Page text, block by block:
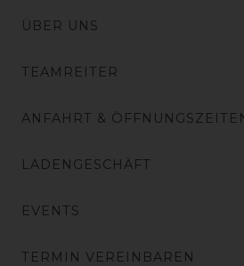
ÜBER UNS
TEAMREITER
ANFAHRT &
LADENGESCHÄFT
EVENTS
TERMIN VEREINBAREN